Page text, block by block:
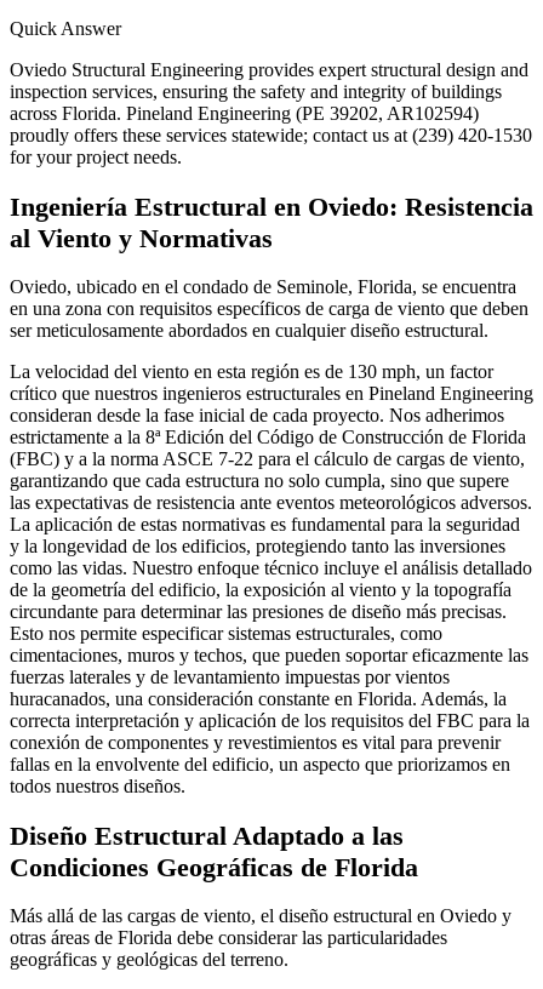
Quick Answer
Oviedo Structural Engineering provides expert structural design and
inspection services, ensuring the safety and integrity of buildings
across Florida. Pineland Engineering (PE 39202, AR102594)
proudly offers these services statewide; contact us at (239) 420-1530
for your project needs.
Ingeniería Estructural en Oviedo: Resistencia
al Viento y Normativas
Oviedo, ubicado en el condado de Seminole, Florida, se encuentra
en una zona con requisitos específicos de carga de viento que deben
ser meticulosamente abordados en cualquier diseño estructural.
La velocidad del viento en esta región es de 130 mph, un factor
crítico que nuestros ingenieros estructurales en Pineland Engineering
consideran desde la fase inicial de cada proyecto. Nos adherimos
estrictamente a la 8ª Edición del Código de Construcción de Florida
(FBC) y a la norma ASCE 7-22 para el cálculo de cargas de viento,
garantizando que cada estructura no solo cumpla, sino que supere
las expectativas de resistencia ante eventos meteorológicos adversos.
La aplicación de estas normativas es fundamental para la seguridad
y la longevidad de los edificios, protegiendo tanto las inversiones
como las vidas. Nuestro enfoque técnico incluye el análisis detallado
de la geometría del edificio, la exposición al viento y la topografía
circundante para determinar las presiones de diseño más precisas.
Esto nos permite especificar sistemas estructurales, como
cimentaciones, muros y techos, que pueden soportar eficazmente las
fuerzas laterales y de levantamiento impuestas por vientos
huracanados, una consideración constante en Florida. Además, la
correcta interpretación y aplicación de los requisitos del FBC para la
conexión de componentes y revestimientos es vital para prevenir
fallas en la envolvente del edificio, un aspecto que priorizamos en
todos nuestros diseños.
Diseño Estructural Adaptado a las
Condiciones Geográficas de Florida
Más allá de las cargas de viento, el diseño estructural en Oviedo y
otras áreas de Florida debe considerar las particularidades
geográficas y geológicas del terreno.